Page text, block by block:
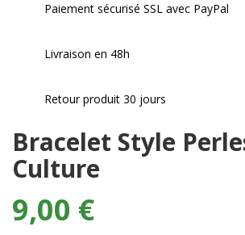
Paiement sécurisé SSL avec PayPal
Livraison en 48h
Retour produit 30 jours
Bracelet Style
Culture
9,00 €